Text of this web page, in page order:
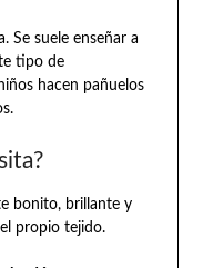
Se suele enseñar a
tipo de
hacen pañuelos
bonito, brillante y
propio tejido.